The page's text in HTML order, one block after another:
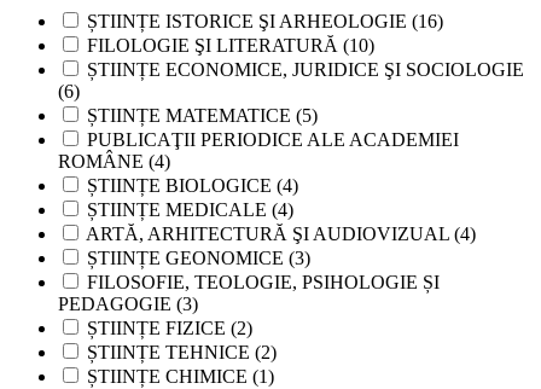
ȘTIINȚE ISTORICE ŞI ARHEOLOGIE (16)
FILOLOGIE ŞI LITERATURĂ (10)
ȘTIINȚE ECONOMICE, JURIDICE ŞI SOCIOLOGIE
(6)
ȘTIINȚE MATEMATICE (5)
PUBLICAŢII PERIODICE ALE ACADEMIEI
ROMÂNE (4)
ȘTIINȚE BIOLOGICE (4)
ȘTIINȚE MEDICALE (4)
ARTĂ, ARHITECTURĂ ŞI AUDIOVIZUAL (4)
ȘTIINȚE GEONOMICE (3)
FILOSOFIE, TEOLOGIE, PSIHOLOGIE ȘI
PEDAGOGIE (3)
ȘTIINȚE FIZICE (2)
ȘTIINȚE TEHNICE (2)
ȘTIINȚE CHIMICE (1)